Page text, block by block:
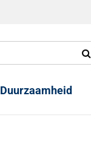
Duurzaamheid